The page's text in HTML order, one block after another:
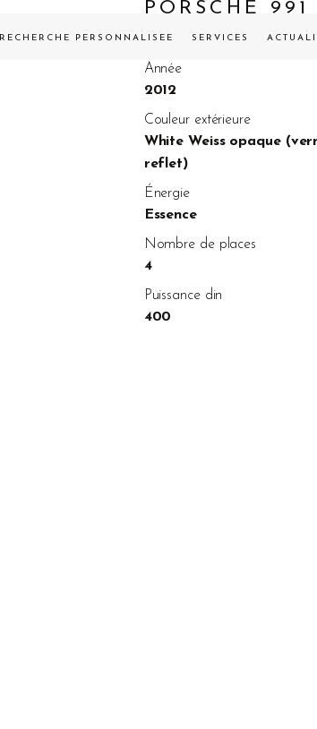
RECHERCHE PERSONNALISÉE SERVICES
PORSCHE 991
VENDUE
Année
2012
Couleur extérieure
White Weiss opaque
reflet)
Énergie
Essence
Nombre de places
4
Puissance din
400